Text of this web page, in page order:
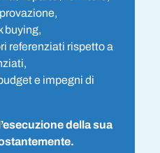
buying,
referenziati rispetto a
e impegni di
della sua